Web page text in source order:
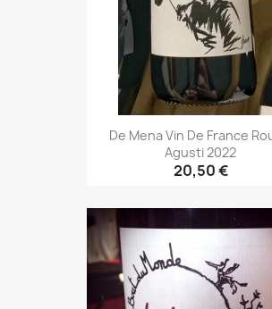
De Mena Vin De France
Agusti 2022
20,50 €